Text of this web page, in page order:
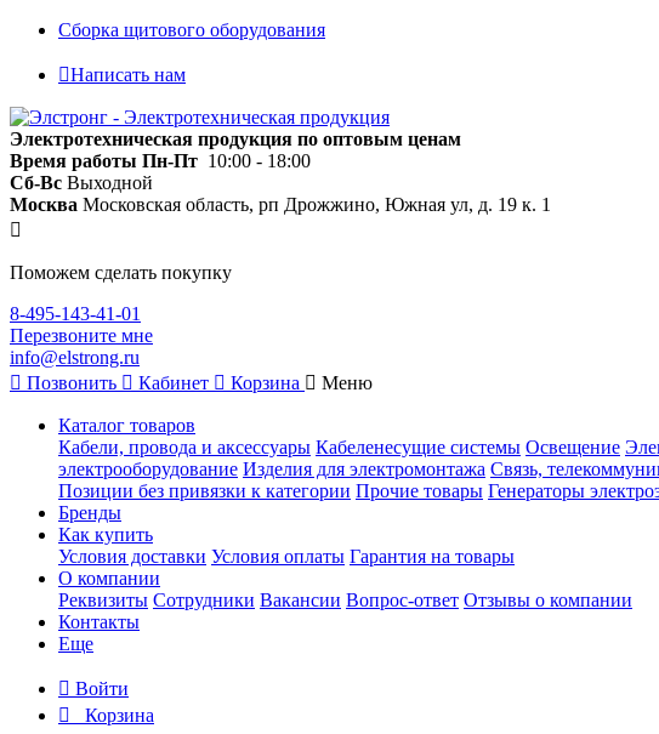
Сборка щитового оборудования
Написать нам
Электротехническая продукция по оптовым ценам
Время работы Пн-Пт 10:00 - 18:00
Сб-Вс Выходной
Москва Московская область, рп Дрожжино, Южная ул, д. 19 к. 1
Поможем сделать покупку
8-495-143-41-01
Перезвоните мне
info@elstrong.ru
Позвонить
Кабинет Корзина Меню
Каталог товаров
Кабели, провода и аксессуары Кабеленесущие системы Освещение
электрооборудование Изделия для электромонтажа Связь,
Позиции без привязки к категории Прочие товары Генераторы
Бренды
Как купить
Условия доставки Условия оплаты Гарантия на товары
О компании
Реквизиты Сотрудники Вакансии Вопрос-ответ Отзывы о компании
Контакты
Еще
Войти
Корзина